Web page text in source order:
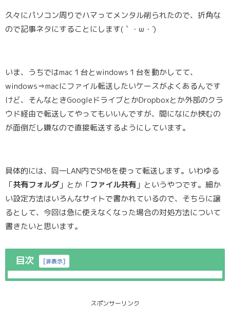
久々にパソコン周りでハマってメンタル削られたので、折角な
ので記事ネタにすることにします(｀・ω・´)
いま、うちではmac１台とwindows１台を動かしてて、
windows⇒macにファイル転送したいケースがよくあるんです
けど、そんなときGoogleドライブとかDropboxとか外部のクラ
ウド経由で転送してやってもいいんですが、間になにか挟むの
が面倒だし嫌なので直接転送するようにしています。
具体的には、同一LAN内でSMBを使って転送します。いわゆる
「共有フォルダ 」とか「ファイル共有 」というやつです。細か
い設定方法はいろんなサイトで書かれているので、そちらに譲
るとして、今回は急に使えなくなった場合の対処方法について
書きたいと思います。
目次 [非表示]
スポンサーリンク